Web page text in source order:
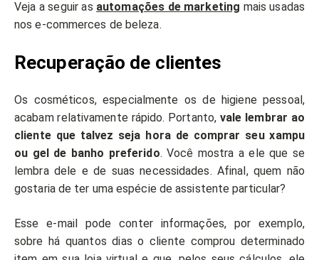
Veja a seguir as automações de marketing mais usadas
nos e-commerces de beleza.
Recuperação de clientes
Os cosméticos, especialmente os de higiene pessoal,
acabam relativamente rápido. Portanto, vale lembrar ao
cliente que talvez seja hora de comprar seu xampu
ou gel de banho preferido. Você mostra a ele que se
lembra dele e de suas necessidades. Afinal, quem não
gostaria de ter uma espécie de assistente particular?
Esse e-mail pode conter informações, por exemplo,
sobre há quantos dias o cliente comprou determinado